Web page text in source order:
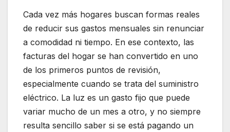
Cada vez más hogares buscan formas reales
de reducir sus gastos mensuales sin renunciar
a comodidad ni tiempo. En ese contexto, las
facturas del hogar se han convertido en uno
de los primeros puntos de revisión,
especialmente cuando se trata del suministro
eléctrico. La luz es un gasto fijo que puede
variar mucho de un mes a otro, y no siempre
resulta sencillo saber si se está pagando un